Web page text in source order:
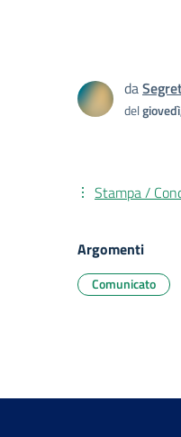
da
del
Stampa /
Argomenti
Comunicato